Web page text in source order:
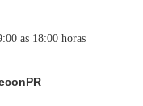
as 18:00 horas